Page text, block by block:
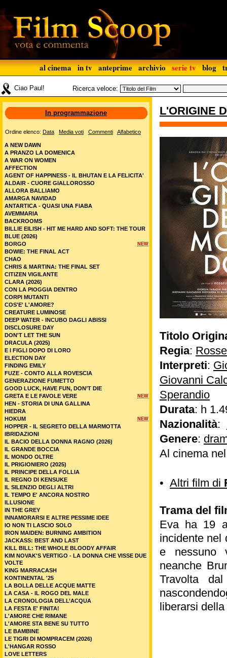
al cinema in tv anteprime archivio serie tv blog
Ciao Paul! Ricerca veloce:
L'ORIGINE
Titolo
Regia:
Interpreti:
Giovanni
Sperandio
Durata: h
Nazionalità:
Genere:
Al cinema
• Altri film di
Trama del
Eva ha 19
incidente nel
e nessuno
neanche
Travolta
liberarsi
In programmazione
Ordine elenco: Data Media voti Commenti Alfabetico
A NEW DAWN
A PRANZO LA DOMENICA
A WAR ON WOMEN
AFFECTION
AGENT OF HAPPINESS - IL BHUTAN E LA FELICITA'
ALDAIR - CUORE GIALLOROSSO
ALLORA BALLIAMO
AMARGA NAVIDAD
ANTARTICA - QUASI UNA FIABA
AVEMMARIA
BACKROOMS
BILLIE EILISH - HIT ME HARD AND SOFT: THE TOUR
BLUE (2026)
NEW
BORGO
BOWIE: THE FINAL ACT
CHAO
CHRIS & MARTINA: THE FINAL SET
CITIZEN VIGILANTE
CLARA (2026)
CON LA PIOGGIA DENTRO
CORPI MUTANTI
COS'E' L'AMORE?
CREATURE LUMINOSE
DEEP WATER - INCUBO DAGLI ABISSI
DISCLOSURE DAY
DON'T LET THE SUN
DRACULA (2025)
E I FIGLI DOPO DI LORO
ELECTION DAY
FINDING EMILY
FUZE - CONTO ALLA ROVESCIA
GENERAZIONE FUMETTO
GOOD LUCK, HAVE FUN, DON’T DIE
NEW
GRETA E LE FAVOLE VERE
HEN - STORIA DI UNA GALLINA
HIEDRA
NEW
HOKUM
HOPPER - IL SEGRETO DELLA MARMOTTA
IBRIDAZIONI
IL BACIO DELLA DONNA RAGNO (2026)
IL GRANDE BOCCIA
IL MONDO OLTRE
IL PRIGIONIERO (2025)
IL PRINCIPE DELLA FOLLIA
IL REGNO DI KENSUKE
IL SILENZIO DEGLI ALTRI
IL TEMPO E' ANCORA NOSTRO
ILLUSIONE
IN THE GREY
INNAMORARSI E ALTRE PESSIME IDEE
IO NON TI LASCIO SOLO
IRON MAIDEN: BURNING AMBITION
JACKASS: BEST AND LAST
KILL BILL: THE WHOLE BLOODY AFFAIR
KIM NOVAK'S VERTIGO - LA DONNA CHE VISSE DUE
VOLTE
KING MARRACASH
KONTINENTAL '25
LA BOLLA DELLE ACQUE MATTE
LA CASA - IL ROGO DEL MALE
LA CRONOLOGIA DELL’ACQUA
LA FESTA E' FINITA!
L'AMORE CHE RIMANE
L'AMORE STA BENE SU TUTTO
LE BAMBINE
LE TIGRI DI MOMPRACEM (2026)
L'HANGAR ROSSO
LOVE LETTERS